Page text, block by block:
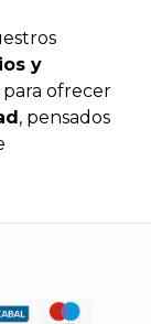
y
ofrecer
, pensados